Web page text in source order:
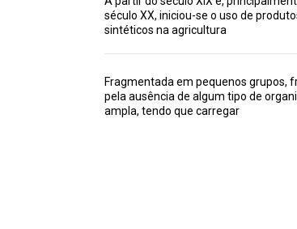
século XX, iniciou-se o uso de
sintéticos na agricultura
Fragmentada em pequenos grupos,
pela ausência de algum tipo de
ampla, tendo que carregar